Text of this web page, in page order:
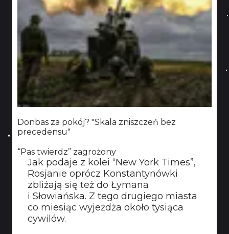
Donbas za pokój? "Skala zniszczeń bez
precedensu"
“Pas twierdz” zagrożony
Jak podaje z kolei “New York Times”,
Rosjanie oprócz Konstantynówki
zbliżają się też do Łymana
i Słowiańska. Z tego drugiego miasta
co miesiąc wyjeżdża około tysiąca
cywilów.